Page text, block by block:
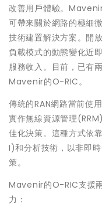
改善用戶體驗。
可帶來關於網路的極細
技術建置解決方案。開
負載模式的動態變化近
服務收入。目前，已有
Mavenir的O-RIC。
傳統的RAN網路當前使
實作無線資源管理
佳化決策。這種方式依
I)和分析技術，以非即
策。
Mavenir的O-RIC支援
力：